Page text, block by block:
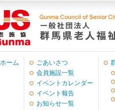
ホーム
ごあいさつ
会員施設一覧
イベントカレンダー
イベント報告
お知らせ一覧